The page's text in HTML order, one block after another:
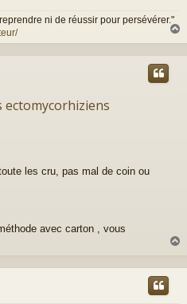
ni de réussir pour persévérer."
a
ectomycorhiziens
les cru, pas mal de coin ou
avec carton , vous
u